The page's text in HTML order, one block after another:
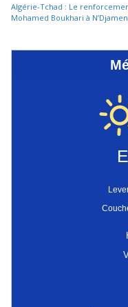
Algérie-Tchad : Le
Mohamed Boukhari à